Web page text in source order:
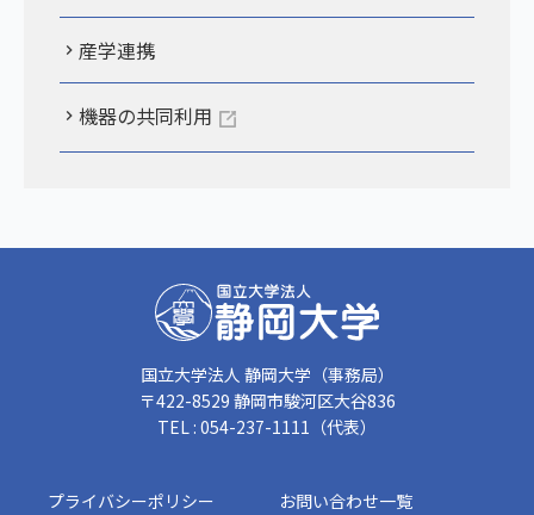
産学連携
機器の共同利用
国立大学法人 静岡大学（事務局）
〒422-8529 静岡市駿河区大谷836
TEL : 054-237-1111（代表）
プライバシーポリシー お問い合わせ一覧